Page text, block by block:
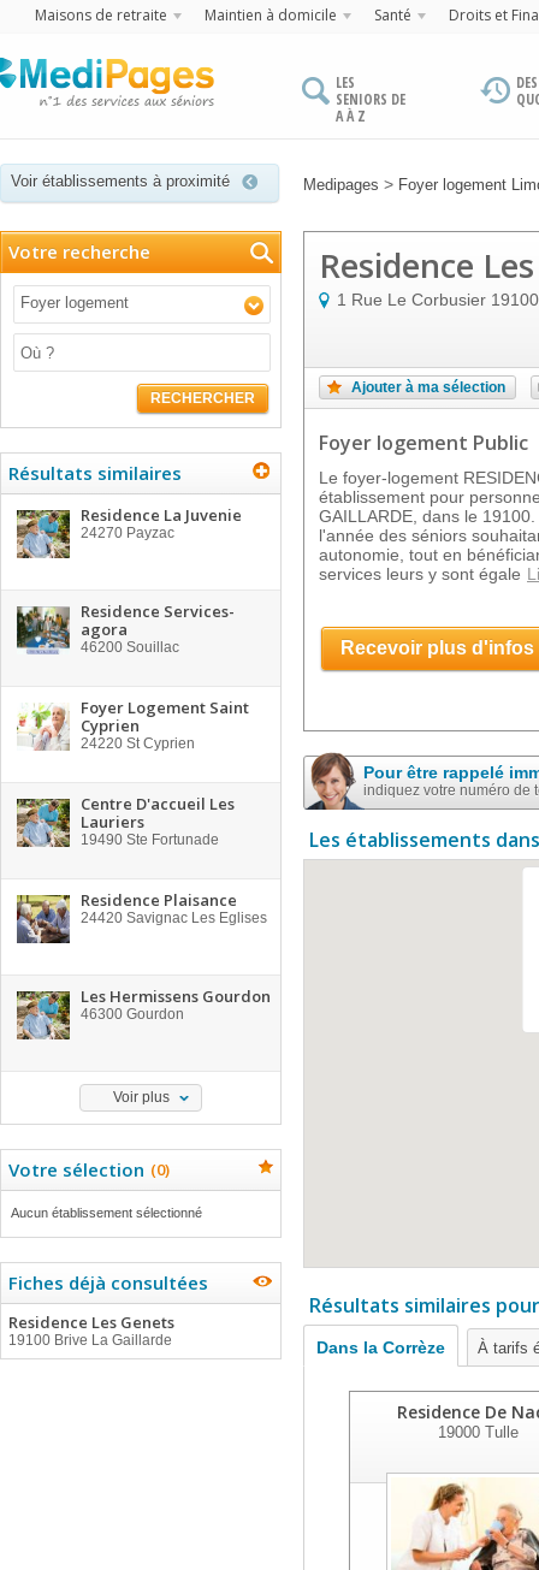
Maisons de retraite Maintien à domicile Santé Droits et
LES
SENIORS DE
A À Z
Voir établissements à proximité Medipages > Foyer logement
Votre recherche
Foyer logement
RECHERCHER
Résultats similaires
Residence La Juvenie
24270 Payzac
Residence Services-
agora
46200 Souillac
Foyer Logement Saint
Cyprien
24220 St Cyprien
Centre D'accueil Les
Lauriers
19490 Ste Fortunade
Residence Plaisance
24420 Savignac Les Eglises
Les Hermissens Gourdon
46300 Gourdon
Voir plus
Votre sélection (0)
Aucun établissement sélectionné
Fiches déjà consultées
Residence Les Genets
19100 Brive La Gaillarde
Residence
1 Rue Le Corbusier 19100
Ajouter à ma sélection
Foyer logement Public
Le foyer-logement
établissement pour
GAILLARDE, dans le
l'année des séniors
autonomie, tout en
services leurs y sont égale
Recevoir plus d'infos
Pour être rappelé
indiquez votre numéro de
Les établissements
Résultats similaires
Dans la Corrèze À tarifs
Residence De
19000 Tulle